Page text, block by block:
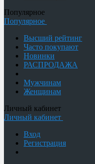
Популярное
Популярное
Высший рейтинг
Часто покупают
Новинки
РАСПРОДАЖА
Мужчинам
Женщинам
Личный кабинет
Личный кабинет
Вход
Регистрация